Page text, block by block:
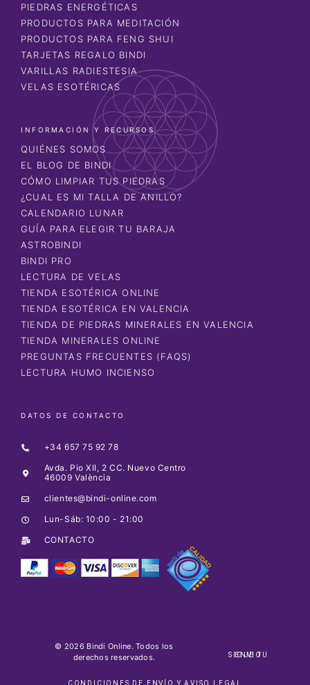
PIEDRAS ENERGÉTICAS
PRODUCTOS PARA MEDITACIÓN
PRODUCTOS PARA FENG SHUI
TARJETAS REGALO BINDI
VARILLAS RADIESTESIA
VELAS ESOTÉRICAS
INFORMACIÓN Y RECURSOS
QUIÉNES SOMOS
EL BLOG DE BINDI
CÓMO LIMPIAR TUS PIEDRAS
¿CUAL ES MI TALLA DE ANILLO?
CALENDARIO LUNAR
GUÍA PARA ELEGIR TU BARAJA
ASTROBINDI
BINDI PRO
LECTURA DE VELAS
TIENDA ESOTÉRICA ONLINE
TIENDA ESOTÉRICA EN VALENCIA
TIENDA DE PIEDRAS MINERALES EN VALENCIA
TIENDA MINERALES ONLINE
PREGUNTAS FRECUENTES (FAQS)
LECTURA HUMO INCIENSO
DATOS DE CONTACTO
+34 657 75 92 78
Avda. Pio XII, 2 CC. Nuevo Centro
46009 València
clientes@bindi-online.com
Lun-Sáb: 10:00 - 21:00
CONTACTO
© 2026 Bindi Online. Todos los
derechos reservados.
SIGUE TU ENVIO
CONDICIONES DE ENVÍO Y AVISO LEGAL